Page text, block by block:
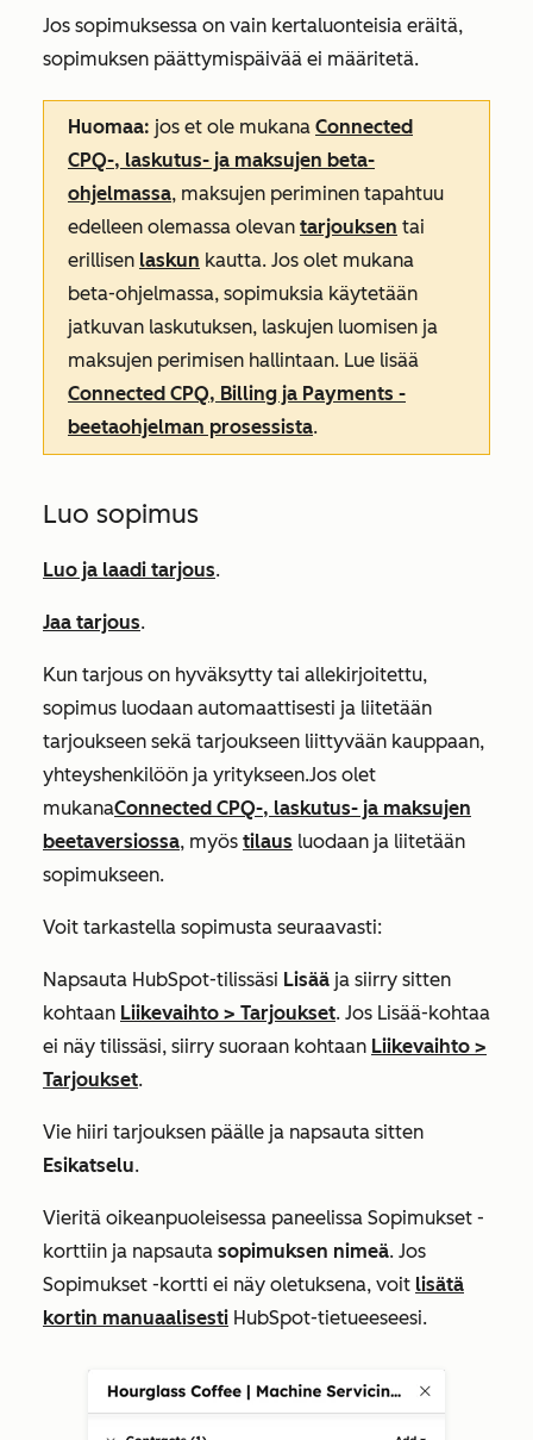
Jos sopimuksessa on vain kertaluonteisia eräitä,
sopimuksen päättymispäivää ei määritetä.
Huomaa: jos et ole mukana Connected
CPQ-, laskutus- ja maksujen beta-
ohjelmassa, maksujen periminen tapahtuu
edelleen olemassa olevan tarjouksen tai
erillisen laskun kautta. Jos olet mukana
beta-ohjelmassa, sopimuksia käytetään
jatkuvan laskutuksen, laskujen luomisen ja
maksujen perimisen hallintaan. Lue lisää
Connected CPQ, Billing ja Payments -
beetaohjelman prosessista.
Luo sopimus
Luo ja laadi tarjous.
Jaa tarjous.
Kun tarjous on hyväksytty tai allekirjoitettu,
sopimus luodaan automaattisesti ja liitetään
tarjoukseen sekä tarjoukseen liittyvään kauppaan,
yhteyshenkilöön ja yritykseen.Jos olet
mukanaConnected CPQ-, laskutus- ja maksujen
beetaversiossa, myös tilaus luodaan ja liitetään
sopimukseen.
Voit tarkastella sopimusta seuraavasti:
Napsauta HubSpot-tilissäsi Lisää ja siirry sitten
kohtaan Liikevaihto > Tarjoukset. Jos Lisää-kohtaa
ei näy tilissäsi, siirry suoraan kohtaan Liikevaihto >
Tarjoukset.
Vie hiiri tarjouksen päälle ja napsauta sitten
Esikatselu.
Vieritä oikeanpuoleisessa paneelissa Sopimukset -
korttiin ja napsauta sopimuksen nimeä. Jos
Sopimukset -kortti ei näy oletuksena, voit lisätä
kortin manuaalisesti HubSpot-tietueeseesi.